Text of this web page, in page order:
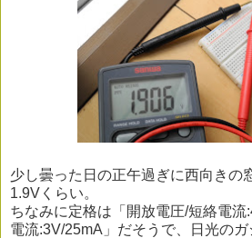
少し曇った日の正午過ぎに西向きの
1.9Vくらい。
ちなみに定格は「開放電圧/短絡電流
電流:3V/25mA」だそうで、日光の